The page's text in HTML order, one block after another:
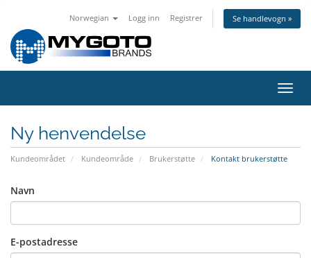
Norwegian Logg inn Registrer Se handlevogn »
Bytt
Ny henvendelse
Kundeområdet Kundeområde Brukerstøtte Kontakt brukerstøtte
Navn
E-postadresse